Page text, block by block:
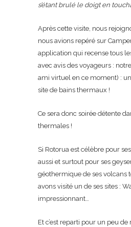
s’étant brulé le doigt en
Après cette visite, nous
nous avions repéré sur
application qui recense tous
avec avis des voyageurs :
ami virtuel en ce moment) :
site de bains thermaux !
Ce sera donc soirée détente
thermales !
Si Rotorua est célèbre pour
aussi et surtout pour ses
géothermique de ses volcans
avons visité un de ses sites :
impressionnant…
Et c’est reparti pour un peu